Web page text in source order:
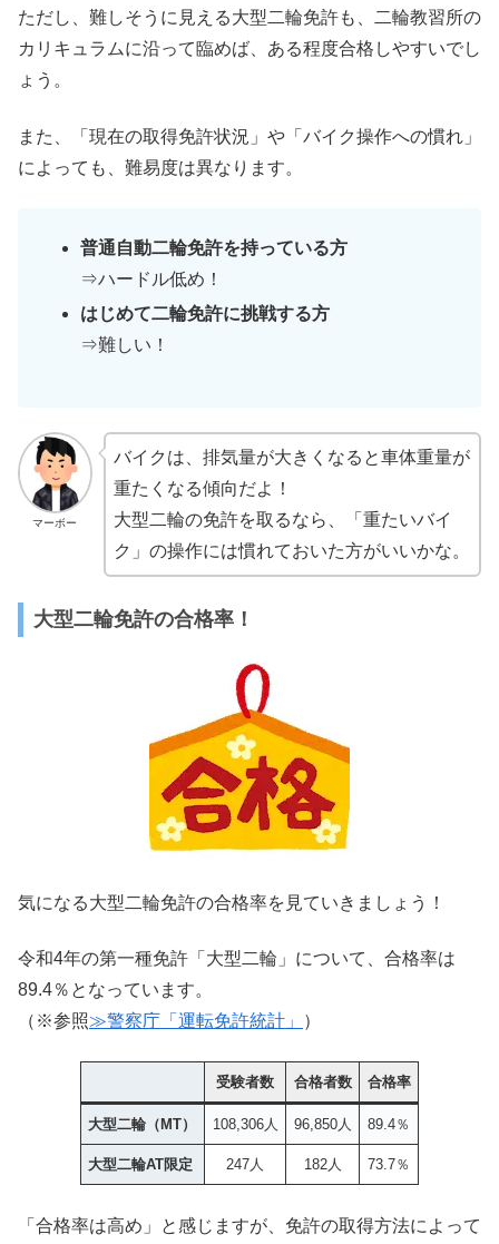
ただし、難しそうに見える大型二輪免許も、二輪教習所の
カリキュラムに沿って臨めば、ある程度合格しやすいでし
ょう。
また、「現在の取得免許状況」や「バイク操作への慣れ」
によっても、難易度は異なります。
普通自動二輪免許を持っている方
⇒ハードル低め！
はじめて二輪免許に挑戦する方
⇒難しい！
マーボー
バイクは、排気量が大きくなると車体重量が
重たくなる傾向だよ！
大型二輪の免許を取るなら、「重たいバイ
ク」の操作には慣れておいた方がいいかな。
大型二輪免許の合格率！
気になる大型二輪免許の合格率を見ていきましょう！
令和4年の第一種免許「大型二輪」について、合格率は
89.4％となっています。
（※参照≫警察庁「運転免許統計」 ）
受験者数 合格者数 合格率
大型二輪（MT） 108,306人 96,850人 89.4％
大型二輪AT限定 247人 182人 73.7％
「合格率は高め」と感じますが、免許の取得方法によって